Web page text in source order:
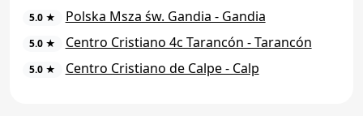
5.0 ★ Polska Msza św. Gandia - Gandia
5.0 ★ Centro Cristiano 4c Tarancón - Tarancón
5.0 ★ Centro Cristiano de Calpe - Calp